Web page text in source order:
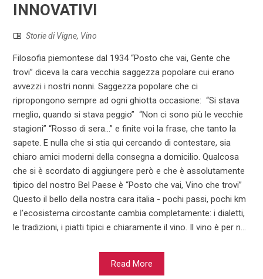
INNOVATIVI
Storie di Vigne, Vino
Filosofia piemontese dal 1934 “Posto che vai, Gente che
trovi” diceva la cara vecchia saggezza popolare cui erano
avvezzi i nostri nonni. Saggezza popolare che ci
ripropongono sempre ad ogni ghiotta occasione: “Si stava
meglio, quando si stava peggio” “Non ci sono più le vecchie
stagioni” “Rosso di sera…” e finite voi la frase, che tanto la
sapete. E nulla che si stia qui cercando di contestare, sia
chiaro amici moderni della consegna a domicilio. Qualcosa
che si è scordato di aggiungere però e che è assolutamente
tipico del nostro Bel Paese è “Posto che vai, Vino che trovi”
Questo il bello della nostra cara italia - pochi passi, pochi km
e l’ecosistema circostante cambia completamente: i dialetti,
le tradizioni, i piatti tipici e chiaramente il vino. Il vino è per n...
Read More